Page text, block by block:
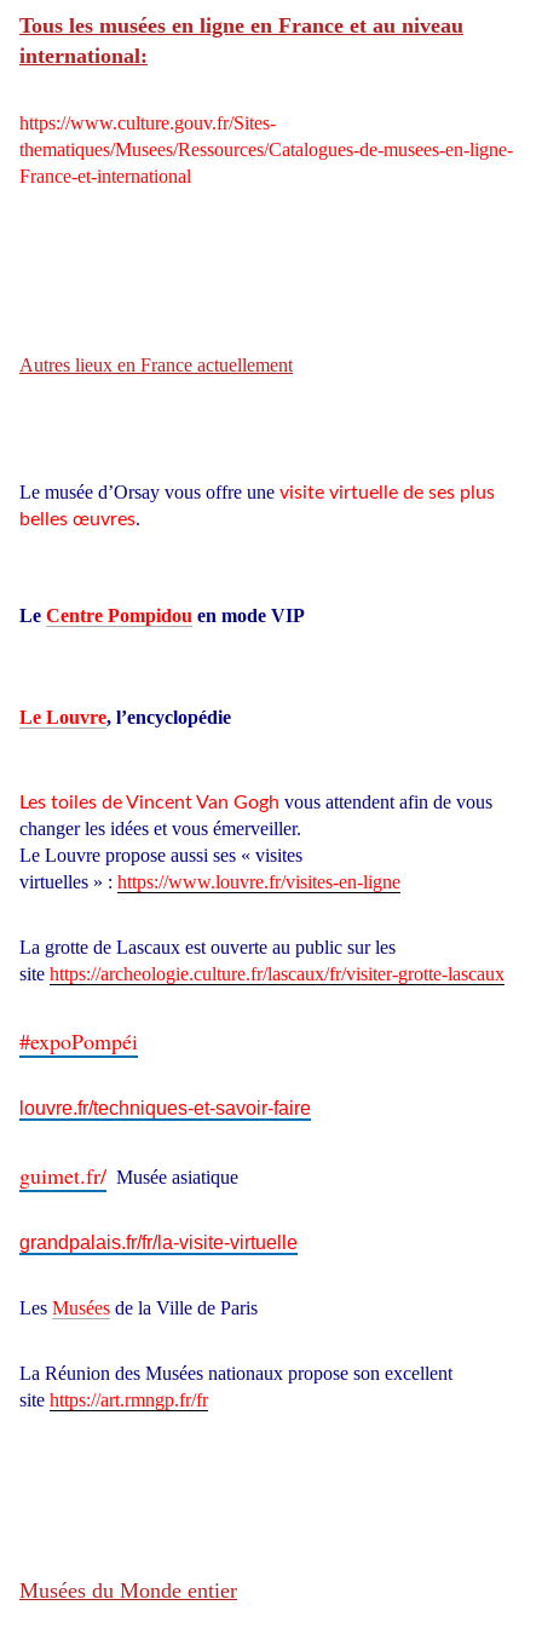
Tous les musées en ligne en France et au niveau
international:
https://www.culture.gouv.fr/Sites-
thematiques/Musees/Ressources/Catalogues-de-musees-en-ligne-
France-et-international
Autres lieux en France actuellement
Le musée d’Orsay vous offre une visite virtuelle de ses plus
belles œuvres.
Le Centre Pompidou en mode VIP
Le Louvre, l’encyclopédie
Les toiles de Vincent Van Gogh vous attendent afin de vous
changer les idées et vous émerveiller.
Le Louvre propose aussi ses « visites
virtuelles » : https://www.louvre.fr/visites-en-ligne
La grotte de Lascaux est ouverte au public sur les
site https://archeologie.culture.fr/lascaux/fr/visiter-grotte-lascaux
#expoPompéi
louvre.fr/techniques-et-savoir-faire
guimet.fr/ Musée asiatique
grandpalais.fr/fr/la-visite-virtuelle
Les Musées de la Ville de Paris
La Réunion des Musées nationaux propose son excellent
site https://art.rmngp.fr/fr
Musées du Monde entier